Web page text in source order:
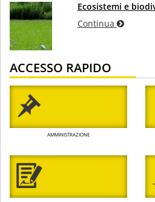
Ecosistemi e
Continua
ACCESSO RAPIDO
AMMINISTRAZIONE